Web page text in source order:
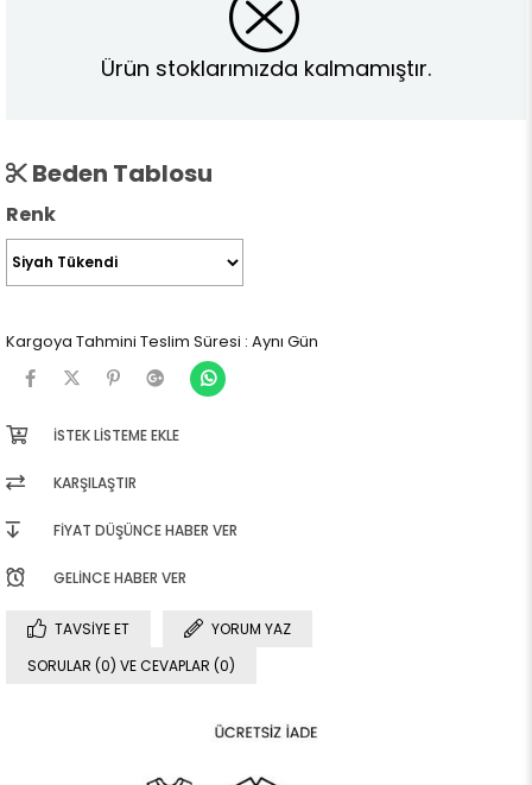
Ürün stoklarımızda kalmamıştır.
Beden Tablosu
Renk
Kargoya Tahmini Teslim Süresi : Aynı Gün
İSTEK LISTEME EKLE
KARŞILAŞTIR
FIYAT DÜŞÜNCE HABER VER
GELINCE HABER VER
TAVSIYE ET
YORUM YAZ
SORULAR (0) VE CEVAPLAR (0)